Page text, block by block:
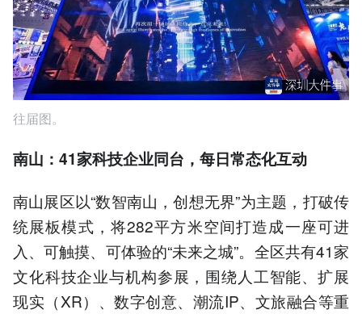
往届图。
南山：41家科技企业同台，每日常态化互动
南山展区以“数智南山，创想无界”为主题，打破传
统展板模式，将282平方米空间打造成一座可进
入、可触摸、可体验的“未来之城”。全区共有41家
文化科技企业与机构参展，围绕人工智能、扩展
现实（XR）、数字创意、潮流IP、文旅融合等重